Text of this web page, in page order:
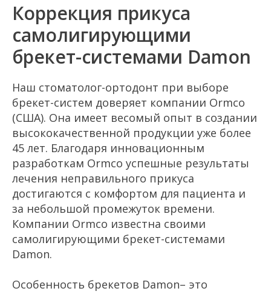
Коррекция прикуса
самолигирующими
брекет-системами Damon
Наш стоматолог-ортодонт при выборе
брекет-систем доверяет компании Ormco
(США). Она имеет весомый опыт в создании
высококачественной продукции уже более
45 лет. Благодаря инновационным
разработкам Ormco успешные результаты
лечения неправильного прикуса
достигаются с комфортом для пациента и
за небольшой промежуток времени.
Компании Ormco известна своими
самолигирующими брекет-системами
Damon.
Особенность брекетов Damon– это